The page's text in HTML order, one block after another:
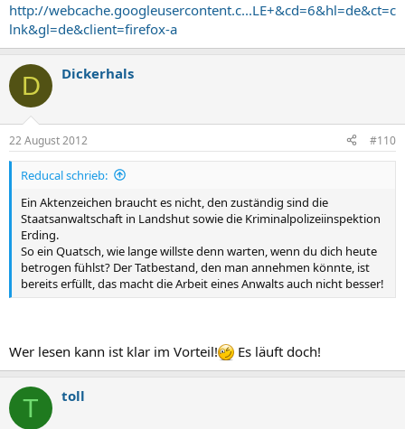
http://webcache.googleusercontent.c...LE+&cd=6&hl=de&ct=c
lnk&gl=de&client=firefox-a
D Dickerhals
22 August 2012 #110
Reducal schrieb:
Ein Aktenzeichen braucht es nicht, den zuständig sind die
Staatsanwaltschaft in Landshut sowie die Kriminalpolizeiinspektion
Erding.
So ein Quatsch, wie lange willste denn warten, wenn du dich heute
betrogen fühlst? Der Tatbestand, den man annehmen könnte, ist
bereits erfüllt, das macht die Arbeit eines Anwalts auch nicht besser!
Wer lesen kann ist klar im Vorteil! Es läuft doch!
T toll